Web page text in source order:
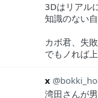
3Dはリアル
知識のない
カボ君、失
でもノれば
x
湾田さんが